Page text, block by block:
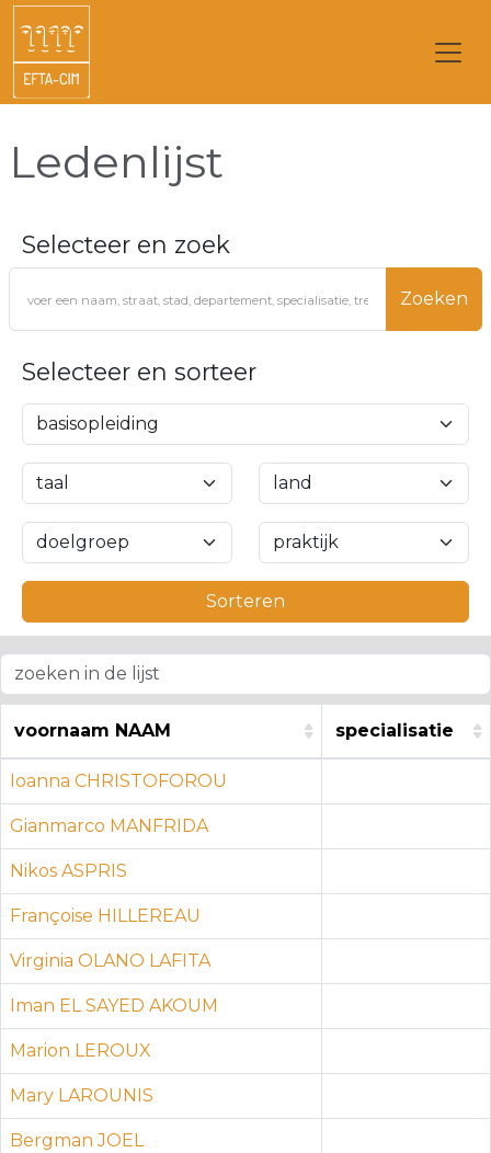
Ledenlijst
Selecteer en zoek
Zoeken
Selecteer en sorteer
Sorteren
voornaam NAAM specialisatie
voornaam NAAM specialisatie
Ioanna CHRISTOFOROU
Gianmarco MANFRIDA
Nikos ASPRIS
Françoise HILLEREAU
Virginia OLANO LAFITA
Iman EL SAYED AKOUM
Marion LEROUX
Mary LAROUNIS
Bergman JOEL